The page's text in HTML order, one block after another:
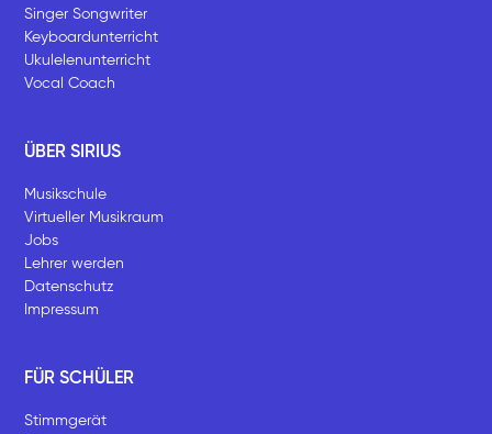
Singer Songwriter
Keyboardunterricht
Ukulelenunterricht
Vocal Coach
ÜBER SIRIUS
Musikschule
Virtueller Musikraum
Jobs
Lehrer werden
Datenschutz
Impressum
FÜR SCHÜLER
Stimmgerät